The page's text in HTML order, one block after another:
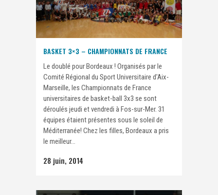
BASKET 3×3 – CHAMPIONNATS DE FRANCE
Le doublé pour Bordeaux ! Organisés par le
Comité Régional du Sport Universitaire d'Aix-
Marseille, les Championnats de France
universitaires de basket-ball 3x3 se sont
déroulés jeudi et vendredi à Fos-sur-Mer. 31
équipes étaient présentes sous le soleil de
Méditerranée! Chez les filles, Bordeaux a pris
le meilleur...
28 juin, 2014